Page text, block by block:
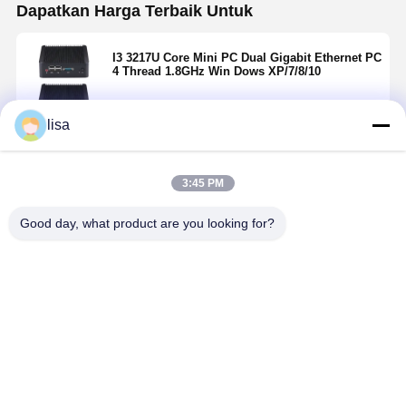
Dapatkan Harga Terbaik Untuk
I3 3217U Core Mini PC Dual Gigabit Ethernet PC
4 Thread 1.8GHz Win Dows XP/7/8/10
Terus
lisa
3:45 PM
Good day, what product are you looking for?